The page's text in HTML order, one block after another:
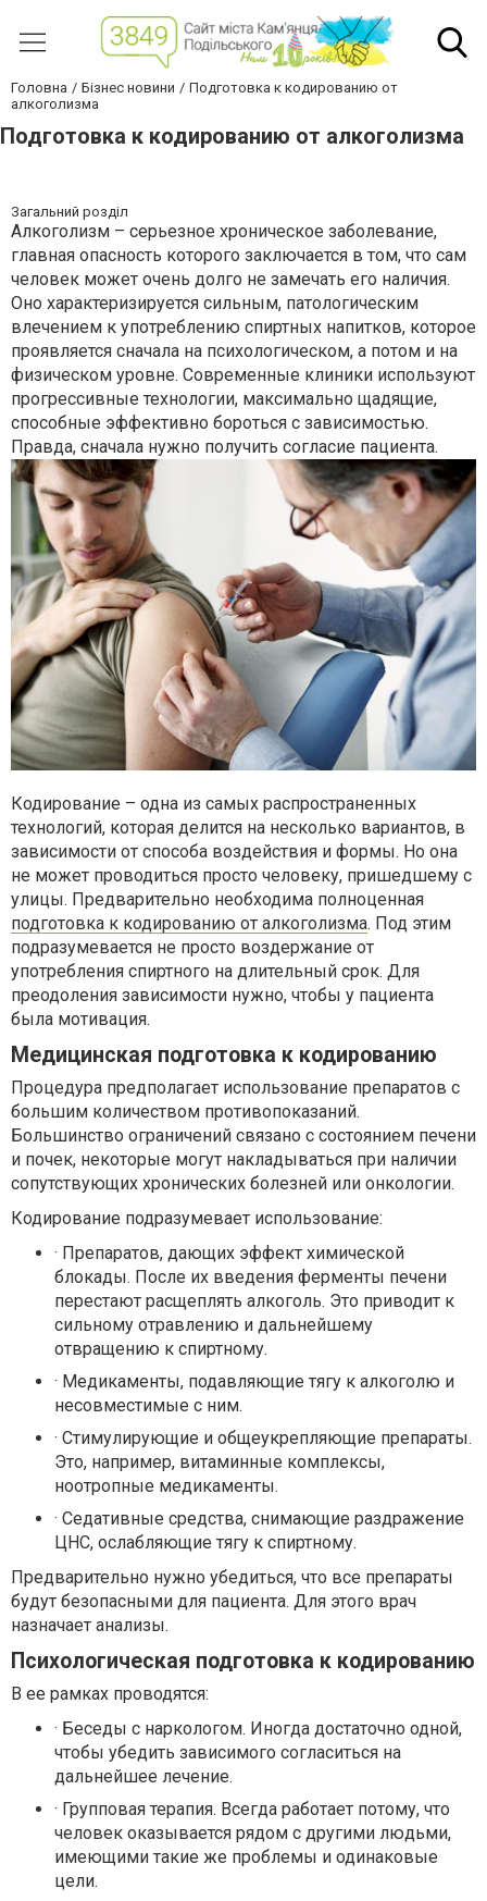
Головна Бізнес новини
Подготовка к кодированию от
алкоголизма
Подготовка к кодированию от алкоголизма
Загальний розділ
Алкоголизм – серьезное хроническое заболевание,
главная опасность которого заключается в том, что сам
человек может очень долго не замечать его наличия.
Оно характеризируется сильным, патологическим
влечением к употреблению спиртных напитков, которое
проявляется сначала на психологическом, а потом и на
физическом уровне. Современные клиники используют
прогрессивные технологии, максимально щадящие,
способные эффективно бороться с зависимостью.
Правда, сначала нужно получить согласие пациента.
Кодирование – одна из самых распространенных
технологий, которая делится на несколько вариантов, в
зависимости от способа воздействия и формы. Но она
не может проводиться просто человеку, пришедшему с
улицы. Предварительно необходима полноценная
подготовка к кодированию от алкоголизма. Под этим
подразумевается не просто воздержание от
употребления спиртного на длительный срок. Для
преодоления зависимости нужно, чтобы у пациента
была мотивация.
Медицинская подготовка к кодированию
Процедура предполагает использование препаратов с
большим количеством противопоказаний.
Большинство ограничений связано с состоянием печени
и почек, некоторые могут накладываться при наличии
сопутствующих хронических болезней или онкологии.
Кодирование подразумевает использование:
· Препаратов, дающих эффект химической
блокады. После их введения ферменты печени
перестают расщеплять алкоголь. Это приводит к
сильному отравлению и дальнейшему
отвращению к спиртному.
· Медикаменты, подавляющие тягу к алкоголю и
несовместимые с ним.
· Стимулирующие и общеукрепляющие препараты.
Это, например, витаминные комплексы,
ноотропные медикаменты.
· Седативные средства, снимающие раздражение
ЦНС, ослабляющие тягу к спиртному.
Предварительно нужно убедиться, что все препараты
будут безопасными для пациента. Для этого врач
назначает анализы.
Психологическая подготовка к кодированию
В ее рамках проводятся:
· Беседы с наркологом. Иногда достаточно одной,
чтобы убедить зависимого согласиться на
дальнейшее лечение.
· Групповая терапия. Всегда работает потому, что
человек оказывается рядом с другими людьми,
имеющими такие же проблемы и одинаковые
цели.